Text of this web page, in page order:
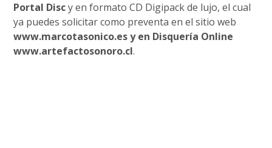
Portal Discy en formato CD Digipack de lujo, el cual
ya puedes solicitar como preventa en el sitio web
www.marcotasonico.es y en Disquería Online
www.artefactosonoro.cl.